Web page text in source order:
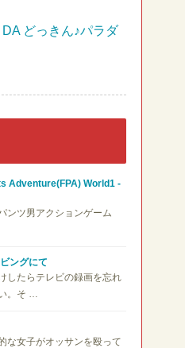
どっきん♪パラダ
Adventure(FPA) World1 -
ンツ男アクションゲーム
ングにて
したらテレビの録画を忘れ
。そ …
な女子がオッサンを殴って